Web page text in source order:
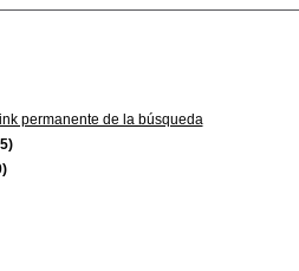
permanente de la búsqueda